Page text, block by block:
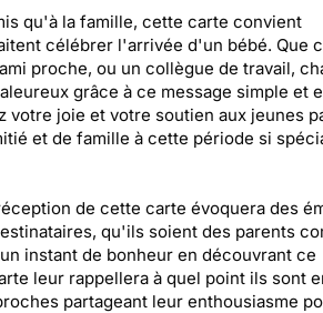
qu'à la famille, cette carte convient
célébrer l'arrivée d'un bébé. Que
proche, ou un collègue de travail,
grâce à ce message simple et
votre joie et votre soutien aux jeunes
et de famille à cette période si
de cette carte évoquera des
qu'ils soient des parents
instant de bonheur en découvrant ce
leur rappellera à quel point ils sont
partageant leur enthousiasme